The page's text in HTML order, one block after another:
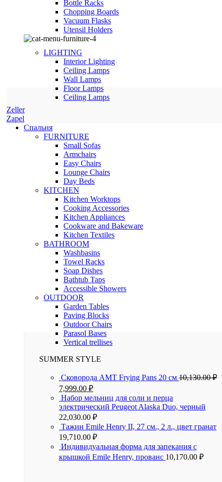
Bottle Racks
Chopping Boards
Vacuum Flasks
Utensil Holders
LIGHTING
Interior Lighting
Ceiling Lamps
Wall Lamps
Floor Lamps
Ceiling Lamps
Zeller
Zapel
Спальня
FURNITURE
Small Sofas
Armchairs
Easy Chairs
Lounge Chairs
Day Beds
KITCHEN
Kitchen Worktops
Cooking Accessories
Kitchen Appliances
Cookware and Bakeware
Kitchen Textiles
BATHROOM
Washbasins
Towel Racks
Soap Dishes
Bathtub Taps
Accessible Showers
OUTDOOR
Garden Tables
Paving Blocks
Outdoor Chairs
Parasol Bases
Vertical trellises
SUMMER STYLE
Сковорода AMT Frying Pans 20 см 10,130.00₽
7,999.00 ₽
Набор мельниц для соли и перца
электрический Peugeot Alaska Duo, черный
22,030.00 ₽
Тажин Emile Henry II, 27 см., 2 л., цвет гранат
19,710.00 ₽
Индивидуальная форма для запекания с
крышкой Emile Henry, прованс 10,170.00 ₽